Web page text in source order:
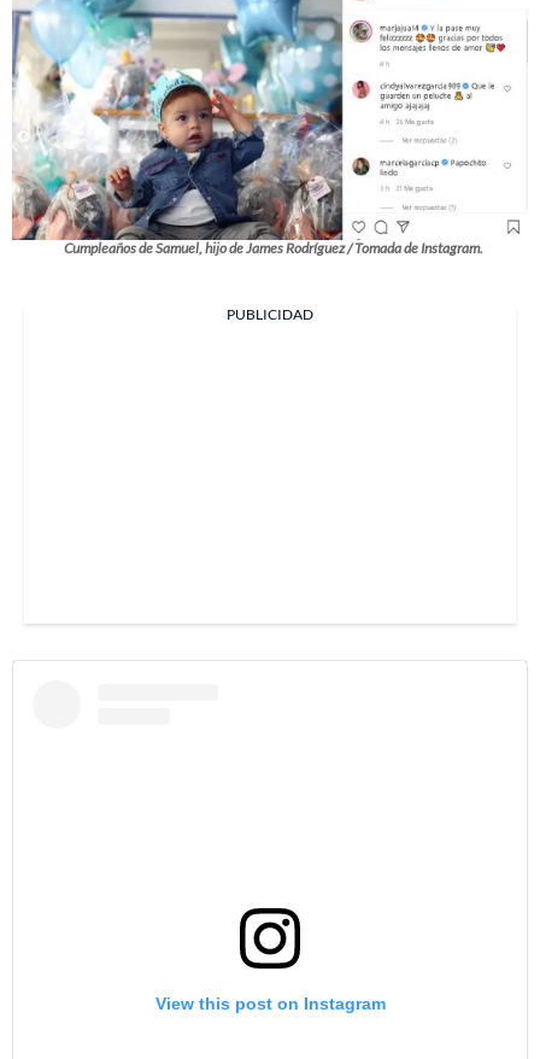
Cumpleaños de Samuel, hijo de James Rodríguez / Tomada de Instagram.
PUBLICIDAD
View this post on Instagram